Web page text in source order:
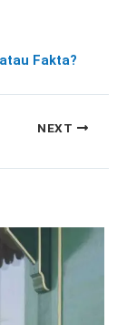
Fakta?
NEXT